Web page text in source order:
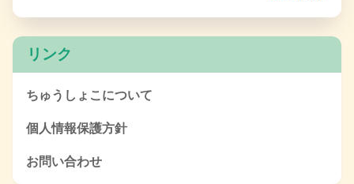
リンク
ちゅうしょこについて
個人情報保護方針
お問い合わせ